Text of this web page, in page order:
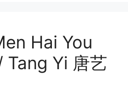
Hai You
Tang Yi 唐艺